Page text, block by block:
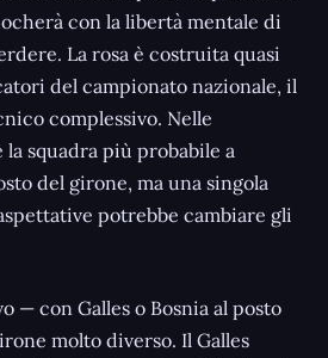
con la libertà mentale di
La rosa è costruita quasi
del campionato nazionale, il
complessivo. Nelle
squadra più probabile a
del girone, ma una singola
potrebbe cambiare gli
— con Galles o Bosnia al posto
molto diverso. Il Galles